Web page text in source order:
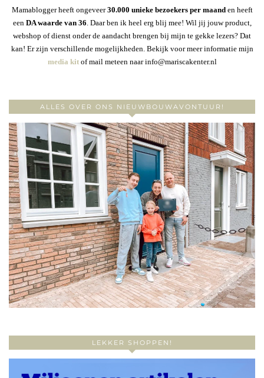
Mamablogger heeft ongeveer30.000 unieke bezoekers per maanden heeft
een DA waarde van 36. Daar ben ik heel erg blij mee! Wil jij jouw product,
webshop of dienst onder de aandacht brengen bij mijn te gekke lezers? Dat
kan! Er zijn verschillende mogelijkheden. Bekijk voor meer informatie mijn
media kitof mail meteen naar info@mariscakenter.nl
ALLES OVER ONS NIEUWBOUWAVONTUUR!
LEKKER SHOPPEN!